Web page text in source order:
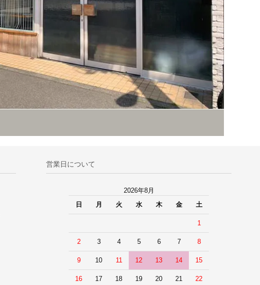
営業日について
2026年8月
日
月 火 水 木 金 土
1
2 3 4 5 6 7 8
9 10 11 12 13 14 15
16 17 18 19 20 21 22